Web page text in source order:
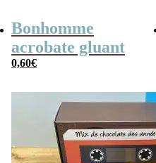
Bonhomme
acrobate gluant
0,60€